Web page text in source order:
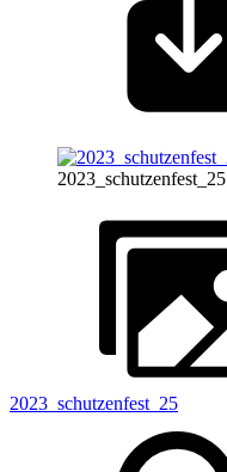
2023_schutzenfest_25
2023_schutzenfest_25